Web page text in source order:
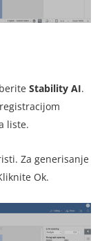
Stability AI.
liste.
Za generisanje
Ok.